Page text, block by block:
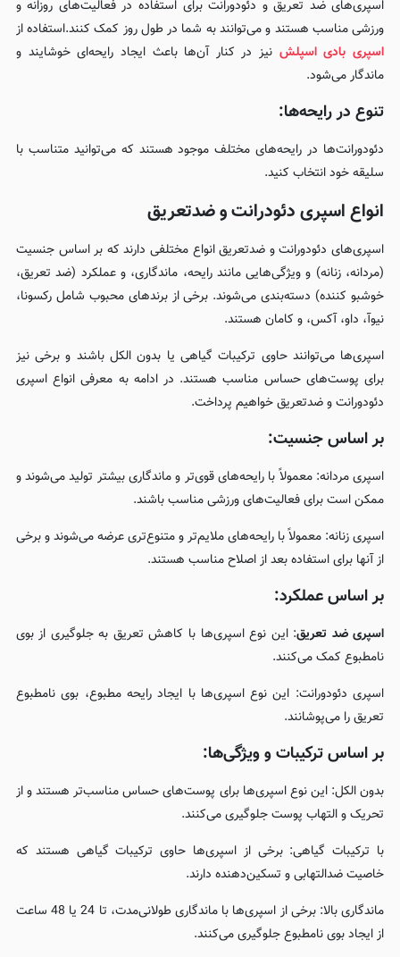
اسپری‌های ضد تعریق و دئودورانت برای استفاده در فعالیت‌های روزانه و
ورزشی مناسب هستند و می‌توانند به شما در طول روز کمک کنند.استفاده از
اسپری بادی اسپلش نیز در کنار آن‌ها باعث ایجاد رایحه‌ای خوشایند و
ماندگار می‌شود.
تنوع در رایحه‌ها:
دئودورانت‌ها در رایحه‌های مختلف موجود هستند که می‌توانید متناسب با
سلیقه خود انتخاب کنید.
انواع اسپری دئودرانت و ضدتعریق
اسپری‌های دئودورانت و ضدتعریق انواع مختلفی دارند که بر اساس جنسیت
(مردانه، زنانه) و ویژگی‌هایی مانند رایحه، ماندگاری، و عملکرد (ضد تعریق،
خوشبو کننده) دسته‌بندی می‌شوند. برخی از برندهای محبوب شامل رکسونا،
نیوآ، داو، آکس، و کامان هستند.
اسپری‌ها می‌توانند حاوی ترکیبات گیاهی یا بدون الکل باشند و برخی نیز
برای پوست‌های حساس مناسب هستند. در ادامه به معرفی انواع اسپری
دئودورانت و ضدتعریق خواهیم پرداخت.
بر اساس جنسیت:
اسپری مردانه: معمولاً با رایحه‌های قوی‌تر و ماندگاری بیشتر تولید می‌شوند و
ممکن است برای فعالیت‌های ورزشی مناسب باشند.
اسپری زنانه: معمولاً با رایحه‌های ملایم‌تر و متنوع‌تری عرضه می‌شوند و برخی
از آنها برای استفاده بعد از اصلاح مناسب هستند.
بر اساس عملکرد:
اسپری ضد تعریق: این نوع اسپری‌ها با کاهش تعریق به جلوگیری از بوی
نامطبوع کمک می‌کنند.
اسپری دئودورانت: این نوع اسپری‌ها با ایجاد رایحه مطبوع، بوی نامطبوع
تعریق را می‌پوشانند.
بر اساس ترکیبات و ویژگی‌ها:
بدون الکل: این نوع اسپری‌ها برای پوست‌های حساس مناسب‌تر هستند و از
تحریک و التهاب پوست جلوگیری می‌کنند.
با ترکیبات گیاهی: برخی از اسپری‌ها حاوی ترکیبات گیاهی هستند که
خاصیت ضدالتهابی و تسکین‌دهنده دارند.
ماندگاری بالا: برخی از اسپری‌ها با ماندگاری طولانی‌مدت، تا 24 یا 48 ساعت
از ایجاد بوی نامطبوع جلوگیری می‌کنند.